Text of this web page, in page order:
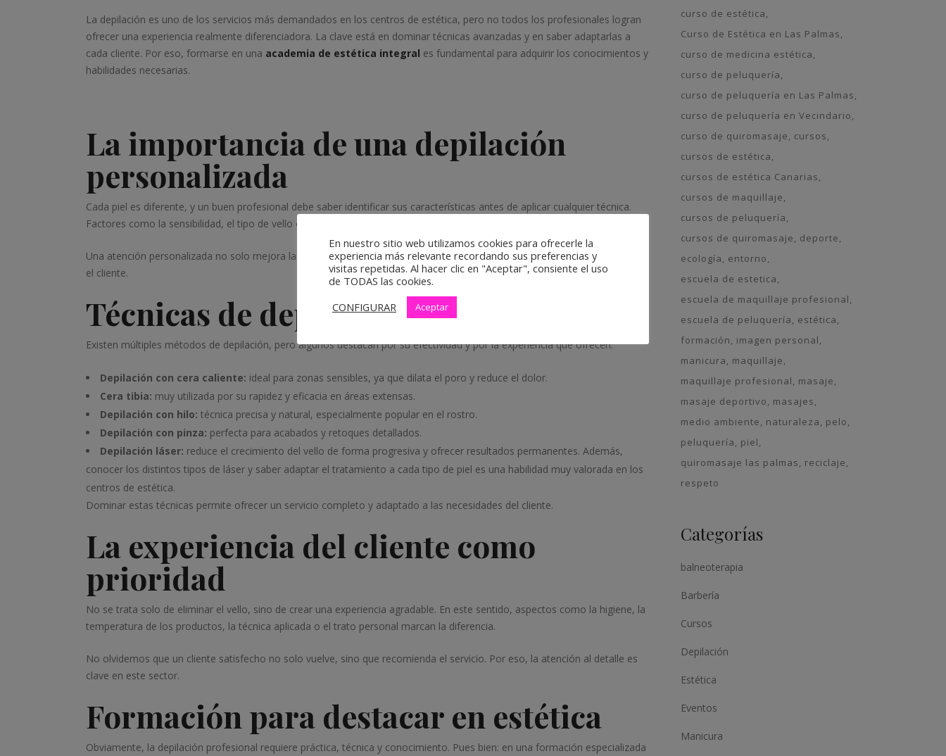
La depilación es uno de los servicios más demandados en los centros de estética, pero no todos los profesionales logran
ofrecer una experiencia realmente diferenciadora. La clave está en dominar técnicas avanzadas y en saber adaptarlas a
cada cliente. Por eso, formarse en una academia de estética integral es fundamental para adquirir los conocimientos y
habilidades necesarias.
La importancia de una depilación
personalizada
Cada piel es diferente, y un buen profesional debe saber identificar sus características antes de aplicar cualquier técnica.
Factores como la sensibilidad, el tipo de vello o posibles afecciones cutáneas influyen directamente en el resultado.
Una atención personalizada no solo mejora la eficacia del tratamiento, sino que también genera confianza y fidelización en
el cliente.
Técnicas de depilación más valoradas
Existen múltiples métodos de depilación, pero algunos destacan por su efectividad y por la experiencia que ofrecen:
Depilación con cera caliente: ideal para zonas sensibles, ya que dilata el poro y reduce el dolor.
Cera tibia: muy utilizada por su rapidez y eficacia en áreas extensas.
Depilación con hilo: técnica precisa y natural, especialmente popular en el rostro.
Depilación con pinza: perfecta para acabados y retoques detallados.
Depilación láser: reduce el crecimiento del vello de forma progresiva y ofrecer resultados permanentes. Además,
conocer los distintos tipos de láser y saber adaptar el tratamiento a cada tipo de piel es una habilidad muy valorada en los
centros de estética.
Dominar estas técnicas permite ofrecer un servicio completo y adaptado a las necesidades del cliente.
La experiencia del cliente como
prioridad
No se trata solo de eliminar el vello, sino de crear una experiencia agradable. En este sentido, aspectos como la higiene, la
temperatura de los productos, la técnica aplicada o el trato personal marcan la diferencia.
No olvidemos que un cliente satisfecho no solo vuelve, sino que recomienda el servicio. Por eso, la atención al detalle es
clave en este sector.
Formación para destacar en estética
Obviamente, la depilación profesional requiere práctica, técnica y conocimiento. Pues bien: en una formación especializada
curso de estética
Curso de Estética en Las Palmas
curso de medicina estética
curso de peluquería
curso de peluquería en Las Palmas
curso de peluquería en Vecindario
curso de quiromasaje
cursos
cursos de estética
cursos de estética Canarias
cursos de maquillaje
cursos de peluquería
cursos de quiromasaje
deporte
ecología
entorno
escuela de estetica
escuela de maquillaje profesional
escuela de peluquería
estética
formación
imagen personal
manicura
maquillaje
maquillaje profesional
masaje
masaje deportivo
masajes
medio ambiente
naturaleza
pelo
peluquería
piel
quiromasaje las palmas
reciclaje
respeto
Categorías
balneoterapia
Barbería
Cursos
Depilación
Estética
Eventos
Manicura
En nuestro sitio web utilizamos cookies para ofrecerle la
experiencia más relevante recordando sus preferencias y
visitas repetidas. Al hacer clic en "Aceptar", consiente el uso
de TODAS las cookies.
CONFIGURAR
Aceptar